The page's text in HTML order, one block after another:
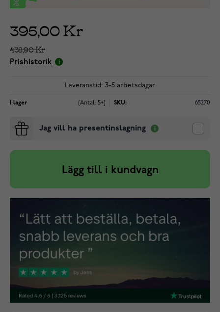
395,00 Kr
438,90 Kr
Prishistorik
Leveranstid: 3-5 arbetsdagar
I lager (Antal: 5+) SKU: 65270
Jag vill ha presentinslagning
Lägg till i kundvagn